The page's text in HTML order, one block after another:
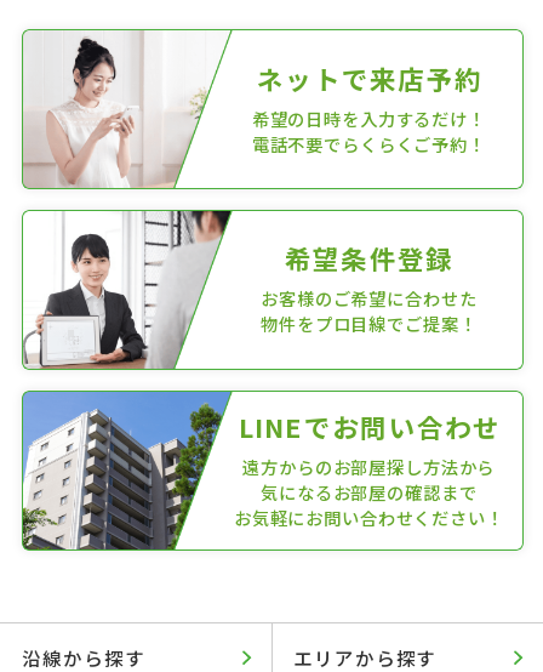
ネットで来店予約
希望の日時を入力するだけ！
電話不要でらくらくご予約！
希望条件登録
お客様のご希望に合わせた
物件をプロ目線でご提案！
LINEでお問い合わせ
遠方からのお部屋探し方法から
気になるお部屋の確認まで
お気軽にお問い合わせください！
沿線から探す エリアから探す